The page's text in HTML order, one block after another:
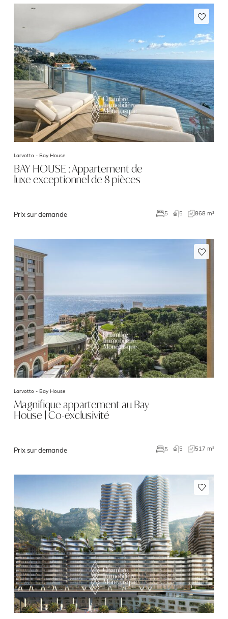
Larvotto - Bay House
BAY HOUSE : Appartement de
luxe exceptionnel de 8 pièces
Prix sur demande 5 5 868 m²
Larvotto - Bay House
Magnifique appartement au Bay
House | Co-exclusivité
Prix sur demande 5 5 517 m²